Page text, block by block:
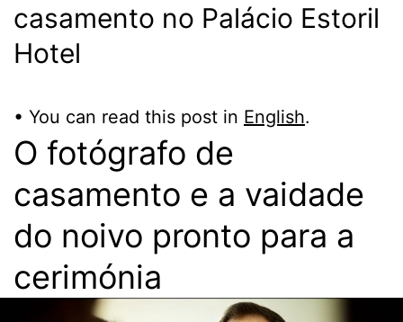
casamento no Palácio Estoril
Hotel
• You can read this post in English.
O fotógrafo de
casamento e a vaidade
do noivo pronto para a
cerimónia